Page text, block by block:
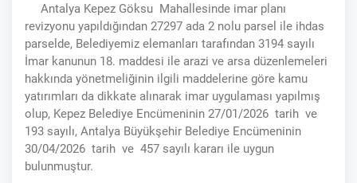
Antalya Kepez Göksu Mahallesinde imar planı
revizyonu yapıldığından 27297 ada 2 nolu parsel ile ihdas
parselde, Belediyemiz elemanları tarafından 3194 sayılı
İmar kanunun 18. maddesi ile arazi ve arsa düzenlemeleri
hakkında yönetmeliğinin ilgili maddelerine göre kamu
yatırımları da dikkate alınarak imar uygulaması yapılmış
olup, Kepez Belediye Encümeninin 27/01/2026 tarih ve
193 sayılı, Antalya Büyükşehir Belediye Encümeninin
30/04/2026 tarih ve 457 sayılı kararı ile uygun
bulunmuştur.